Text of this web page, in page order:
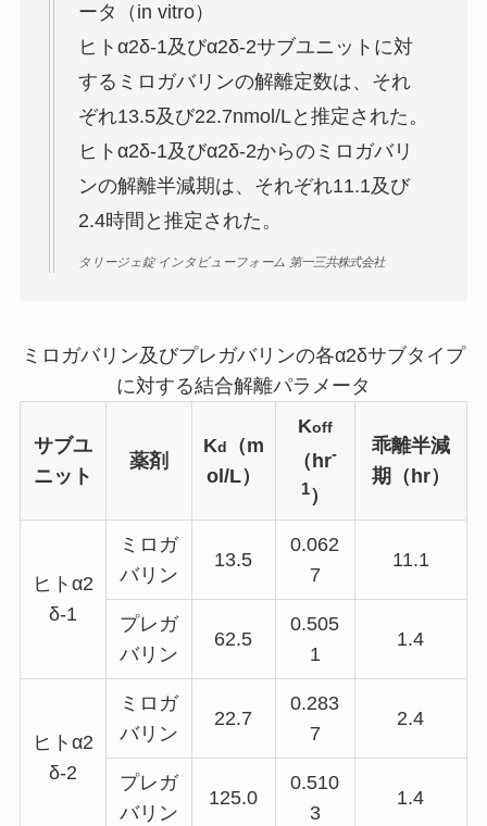
ータ（in vitro）
ヒトα2δ-1及びα2δ-2サブユニットに対
するミロガバリンの解離定数は、それ
ぞれ13.5及び22.7nmol/Lと推定された。
ヒトα2δ-1及びα2δ-2からのミロガバリ
ンの解離半減期は、それぞれ11.1及び
2.4時間と推定された。
タリージェ錠 インタビューフォーム 第一三共株式会社
ミロガバリン及びプレガバリンの各α2δサブタイプ
に対する結合解離パラメータ
サブユ
ニット
薬剤
Kd
（m
ol/L）
Koff
（hr-
1）
乖離半減
期（hr）
ヒトα2
δ-1
ミロガ
バリン
13.5
0.062
7
11.1
プレガ
バリン
62.5
0.505
1
1.4
ヒトα2
δ-2
ミロガ
バリン
22.7
0.283
7
2.4
プレガ
バリン
125.0
0.510
3
1.4